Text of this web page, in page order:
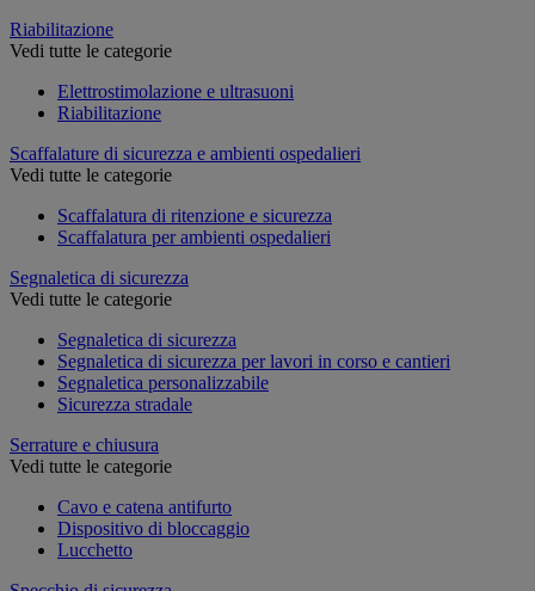
Riabilitazione
Vedi tutte le categorie
Elettrostimolazione e ultrasuoni
Riabilitazione
Scaffalature di sicurezza e ambienti ospedalieri
Vedi tutte le categorie
Scaffalatura di ritenzione e sicurezza
Scaffalatura per ambienti ospedalieri
Segnaletica di sicurezza
Vedi tutte le categorie
Segnaletica di sicurezza
Segnaletica di sicurezza per lavori in corso e cantieri
Segnaletica personalizzabile
Sicurezza stradale
Serrature e chiusura
Vedi tutte le categorie
Cavo e catena antifurto
Dispositivo di bloccaggio
Lucchetto